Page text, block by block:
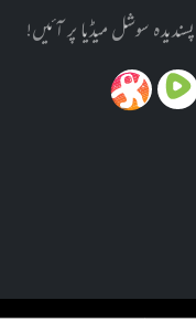
سوشل میڈیا پر آئیں!